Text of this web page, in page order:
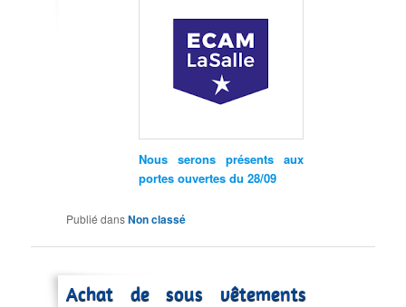
Nous serons présents aux
portes ouvertes du 28/09
Publié dansNon classé
Achat de sous vêtements